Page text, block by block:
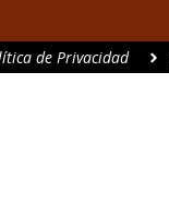
de Privacidad